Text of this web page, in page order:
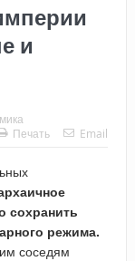
и
Печать
Email
сохранить
режима.
соседям